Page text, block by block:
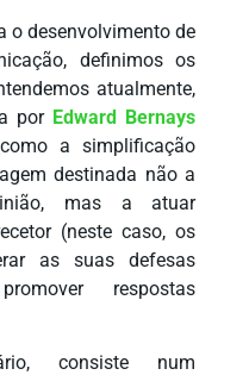
o desenvolvimento de
definimos os
atualmente,
por Edward Bernays
como a simplificação
destinada não a
mas a atuar
(neste caso, os
as suas defesas
respostas
consiste num